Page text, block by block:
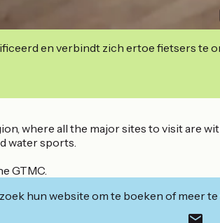
en verbindt zich ertoe fietsers te
where all the major sites to visit are
water sports.
GTMC.
hun website om te boeken of meer